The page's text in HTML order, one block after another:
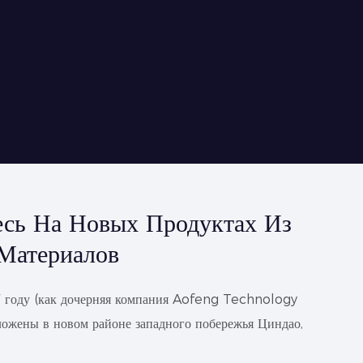
На Новых Продуктах Из
(как дочерняя компания Aofeng Technology
в новом районе западного побережья Циндао,